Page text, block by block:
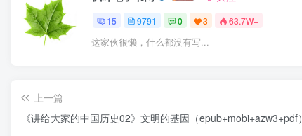
15 9791 0 3 63.7W+
这家伙很懒，什么都没有写...
上一篇
《讲给大家的中国历史02》文明的基因（epub+mobi+azw3+pdf）